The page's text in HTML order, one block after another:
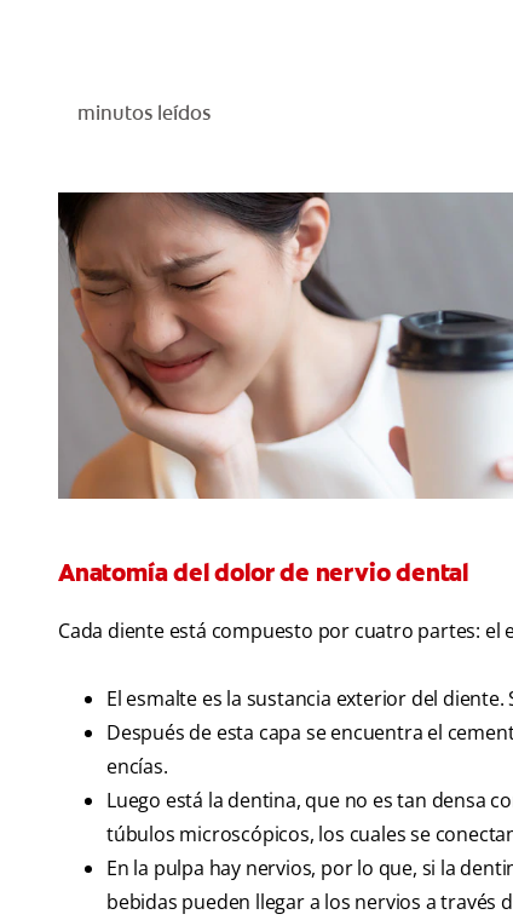
minutos leídos
Anatomía del dolor de nervio dental
Cada diente está compuesto por cuatro partes: el
El esmalte es la sustancia exterior del
Después de esta capa se encuentra el
encías.
Luego está la dentina, que no es tan densa
túbulos microscópicos, los cuales se
En la pulpa hay nervios, por lo que, si la
bebidas pueden llegar a los nervios a través